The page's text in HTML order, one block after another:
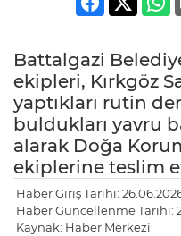
Battalgazi
ekipleri, Kırkgöz
yaptıkları rutin
buldukları yavru
alarak Doğa
ekiplerine teslim
Haber Giriş Tarihi: 26.06.2026
Haber Güncellenme Tarihi:
Kaynak: Haber Merkezi